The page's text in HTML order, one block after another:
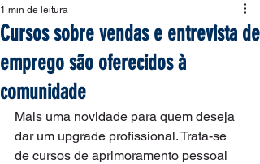
Cursos sobre vendas e entrevista de
emprego são oferecidos à
comunidade
1 min de leitura
Mais uma novidade para quem deseja
dar um upgrade profissional. Trata-se
de cursos de aprimoramento pessoal